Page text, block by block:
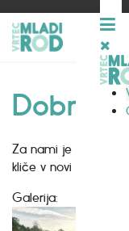
Dobro
Za nami je mirna
kliče v novi dan.
Galerija: